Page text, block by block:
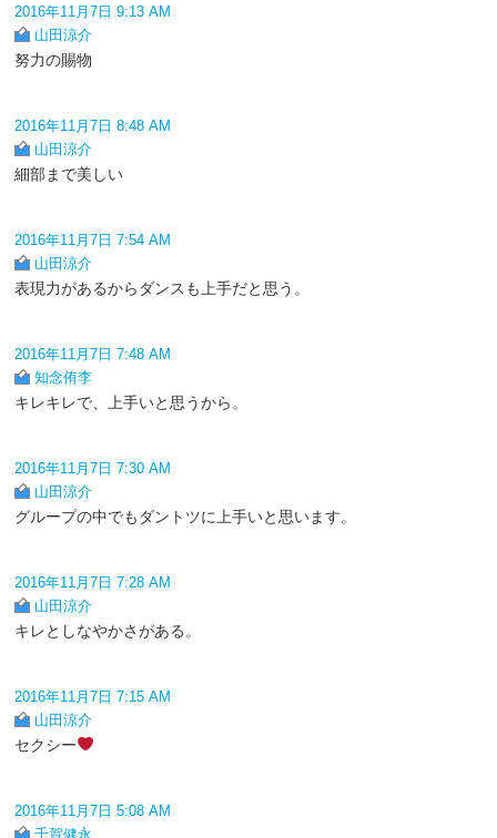
2016年11月7日 9:13 AM
山田涼介
努力の賜物
2016年11月7日 8:48 AM
山田涼介
細部まで美しい
2016年11月7日 7:54 AM
山田涼介
表現力があるからダンスも上手だと思う。
2016年11月7日 7:48 AM
知念侑李
キレキレで、上手いと思うから。
2016年11月7日 7:30 AM
山田涼介
グループの中でもダントツに上手いと思います。
2016年11月7日 7:28 AM
山田涼介
キレとしなやかさがある。
2016年11月7日 7:15 AM
山田涼介
セクシー
2016年11月7日 5:08 AM
千賀健永